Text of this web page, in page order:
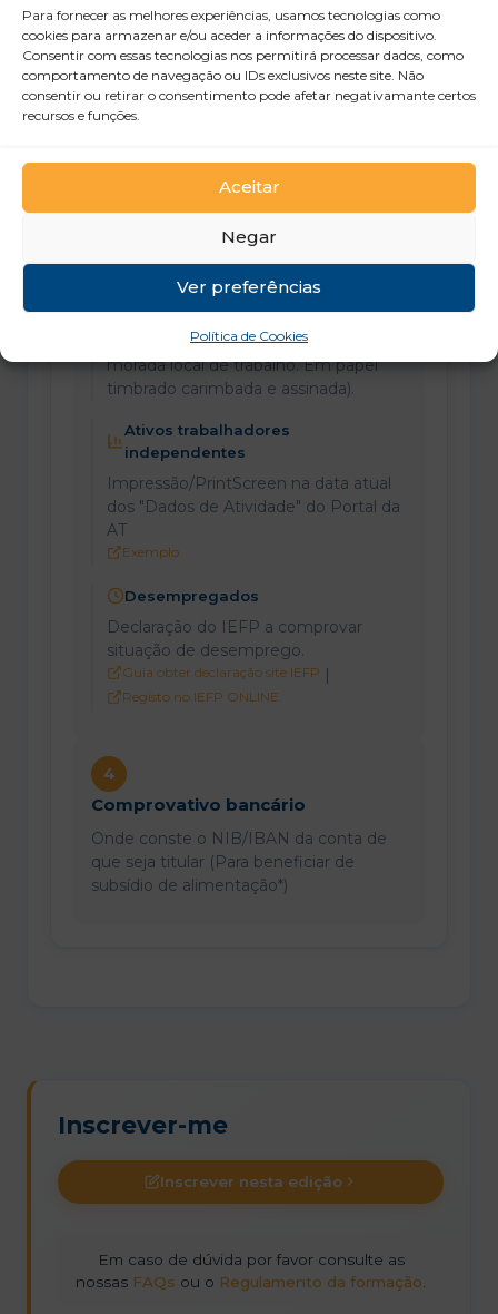
Para fornecer as melhores experiências, usamos tecnologias como
cookies para armazenar e/ou aceder a informações do dispositivo.
Consentir com essas tecnologias nos permitirá processar dados, como
comportamento de navegação ou IDs exclusivos neste site. Não
consentir ou retirar o consentimento pode afetar negativamante certos
recursos e funções.
Aceitar
Negar
Ver preferências
Política de Cookies
Comprovativo de morada
Exemplo em PDF Exemplo em vídeo
3
Ativos empregados por conta de
Declaração da entidade patronal –
(Deve conter: horário de trabalho (dias
da semana, hora entrada e saída),
morada local de trabalho. Em papel
timbrado carimbada e assinada).
Ativos trabalhadores
independentes
Impressão/PrintScreen na data atual
dos "Dados de Atividade" do Portal da
AT
Exemplo
Desempregados
Declaração do IEFP a comprovar
situação de desemprego.
Guia obter declaração site IEFP |
Registo no IEFP ONLINE.
4
Comprovativo bancário
Onde conste o NIB/IBAN da conta de
que seja titular (Para beneficiar de
subsídio de alimentação*)
Inscrever-me
Inscrever nesta edição
Em caso de dúvida por favor consulte as
nossas FAQs ou o Regulamento da formação